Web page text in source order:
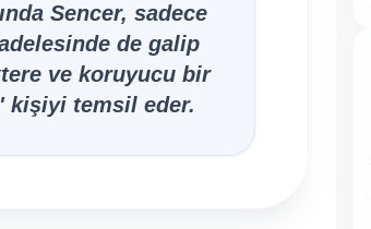
Sencer, sadece
de galip
ve koruyucu bir
kişiyi temsil eder.